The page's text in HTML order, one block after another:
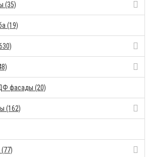
(35)
(19)
фасады (20)
(162)